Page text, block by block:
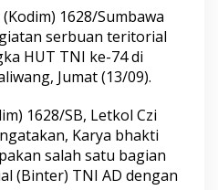
1628/Sumbawa
serbuan teritorial
HUT TNI ke-74 di
Jumat (13/09).
1628/SB, Letkol Czi
Karya bhakti
salah satu bagian
(Binter) TNI AD dengan